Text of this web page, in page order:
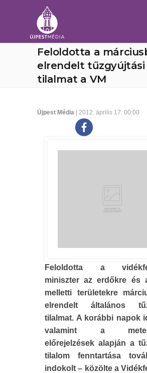
Feloldotta a
elrendelt tűzgyújtási
tilalmat a VM
Újpest Média | 2012. április 17. 00:00
Feloldotta a
miniszter az erdőkre és
melletti területekre
elrendelt általános
tilalmat. A korábbi napok
valamint a
előrejelzések alapján a
tilalom fenntartása
indokolt – közölte a